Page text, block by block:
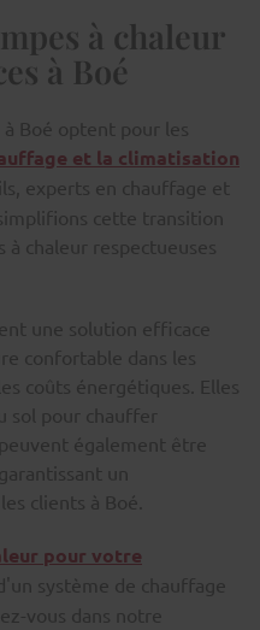
à chaleur
à Boé
à Boé optent pour les
et la climatisation
experts en chauffage et
cette transition
à chaleur respectueuses
une solution efficace
confortable dans les
coûts énergétiques. Elles
sol pour chauffer
également être
un
clients à Boé.
pour votre
système de chauffage
vous dans notre